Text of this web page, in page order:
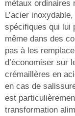
métaux ordinaires
L’acier
spécifiques qui lui
même dans des
pas à les
d’économiser sur
crémaillères en
en cas de
est
transformation